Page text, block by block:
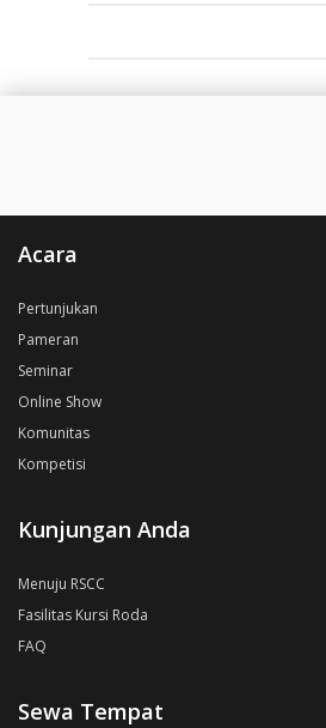
Acara
Pertunjukan
Pameran
Seminar
Online Show
Komunitas
Kompetisi
Kunjungan Anda
Menuju RSCC
Fasilitas Kursi Roda
FAQ
Sewa Tempat